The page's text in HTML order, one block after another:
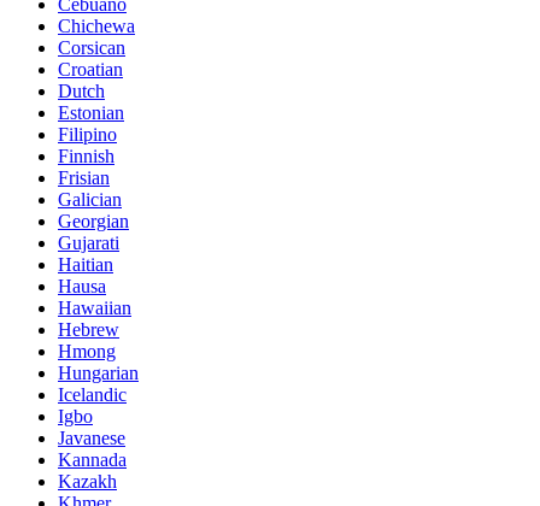
Chichewa
Corsican
Croatian
Dutch
Estonian
Filipino
Finnish
Frisian
Galician
Georgian
Gujarati
Haitian
Hausa
Hawaiian
Hebrew
Hmong
Hungarian
Icelandic
Igbo
Javanese
Kannada
Kazakh